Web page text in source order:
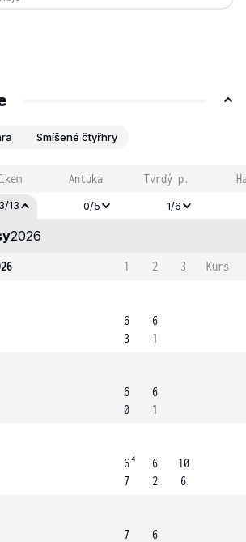
Smíšené čtyřhry
Antuka Tvrdý p.
3/13 0/5 1/6
2026
1 2 3
Kurs
6
3
6
1
6
0
6
1
64
7
6
2
10
6
7
6